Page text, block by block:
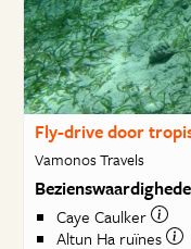
Fly-drive door
Vamonos Travels
Caye Caulker
Altun Ha ruïnes